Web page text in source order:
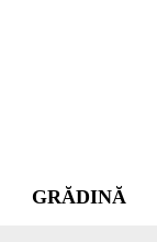
GRĂDINĂ